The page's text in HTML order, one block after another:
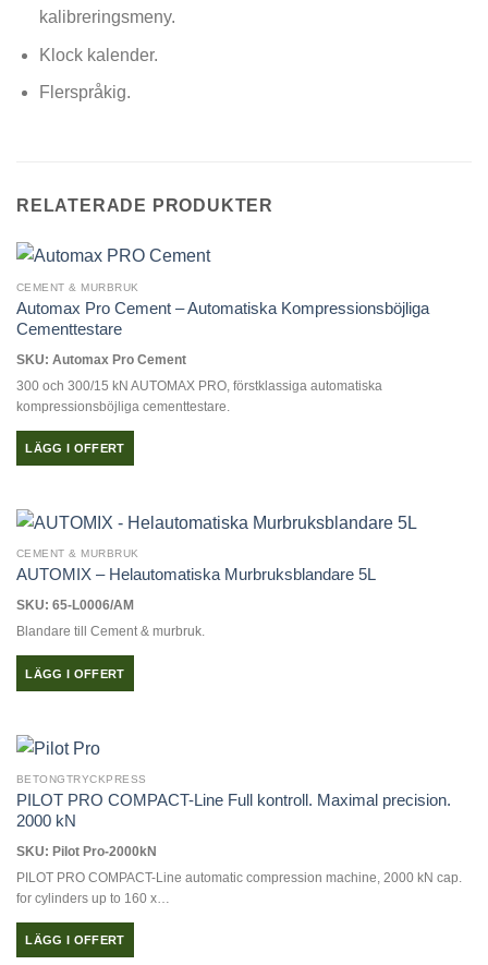
kalibreringsmeny.
Klock kalender.
Flerspråkig.
RELATERADE PRODUKTER
CEMENT & MURBRUK
Automax Pro Cement – Automatiska Kompressionsböjliga
Cementtestare
SKU: Automax Pro Cement
300 och 300/15 kN AUTOMAX PRO, förstklassiga automatiska
kompressionsböjliga cementtestare.
LÄGG I OFFERT
CEMENT & MURBRUK
AUTOMIX – Helautomatiska Murbruksblandare 5L
SKU: 65-L0006/AM
Blandare till Cement & murbruk.
LÄGG I OFFERT
BETONGTRYCKPRESS
PILOT PRO COMPACT-Line Full kontroll. Maximal precision.
2000 kN
SKU: Pilot Pro-2000kN
PILOT PRO COMPACT-Line automatic compression machine, 2000 kN cap.
for cylinders up to 160 x…
LÄGG I OFFERT